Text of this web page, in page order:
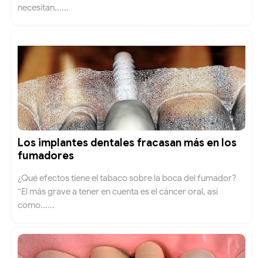
necesitan......
Los implantes dentales fracasan más en los
fumadores
¿Qué efectos tiene el tabaco sobre la boca del fumador?
“El más grave a tener en cuenta es el cáncer oral, así
como......